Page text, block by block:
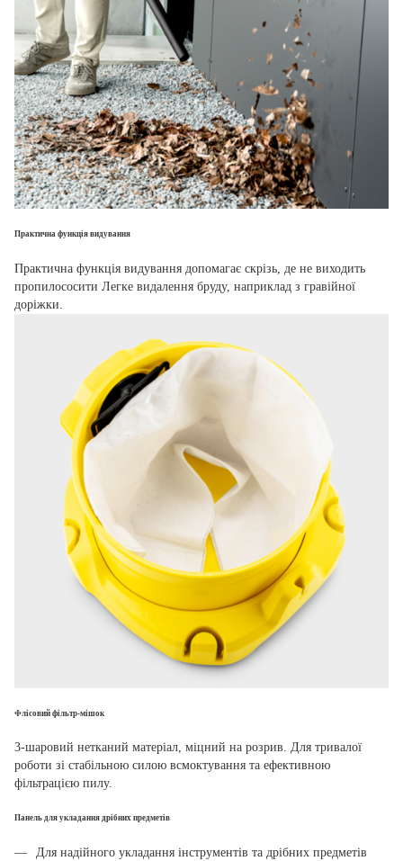
Практична функція видування
Практична функція видування допомагає скрізь, де не виходить
пропилососити Легке видалення бруду, наприклад з гравійної
доріжки.
Флісовий фільтр-мішок
3-шаровий нетканий матеріал, міцний на розрив. Для тривалої
роботи зі стабільною силою всмоктування та ефективною
фільтрацією пилу.
Панель для укладання дрібних предметів
Для надійного укладання інструментів та дрібних предметів